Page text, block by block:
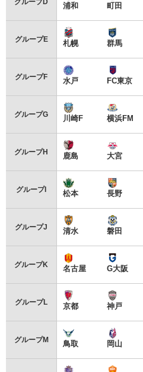
浦和 町田
グループE 札幌 群馬
グループF 水戸 FC東京
グループG 川崎F 横浜FM
グループH 鹿島 大宮
グループI 松本 長野
グループJ 清水 磐田
グループK 名古屋 G大阪
グループL 京都 神戸
グループM 鳥取 岡山